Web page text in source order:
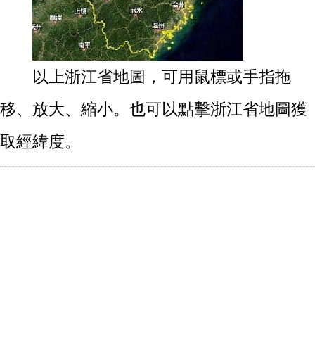
以上浙江省地圖，可用鼠標或手指拖
移、放大、縮小。也可以點擊浙江省地圖獲
取經緯度。